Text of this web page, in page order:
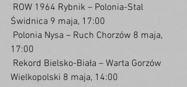
Świdnica 9 maja, 17:00
17:00
Wielkopolski 8 maja, 14:00